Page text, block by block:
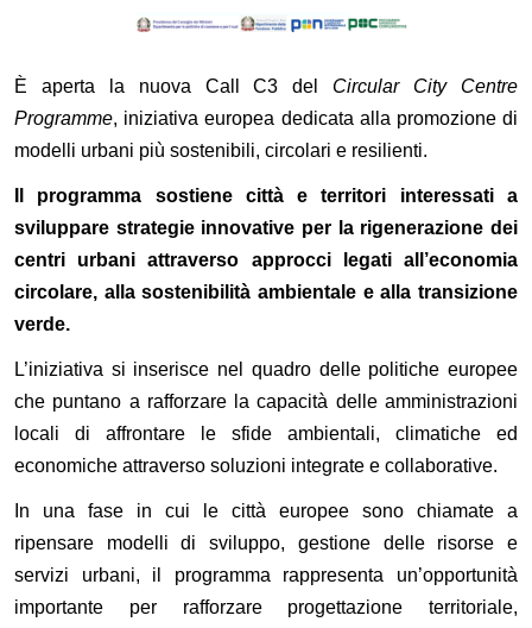
È aperta la nuova Call C3 del Circular City Centre
Programme, iniziativa europea dedicata alla promozione di
modelli urbani più sostenibili, circolari e resilienti.
Il programma sostiene città e territori interessati a
sviluppare strategie innovative per la rigenerazione dei
centri urbani attraverso approcci legati all’economia
circolare, alla sostenibilità ambientale e alla transizione
verde.
L’iniziativa si inserisce nel quadro delle politiche europee
che puntano a rafforzare la capacità delle amministrazioni
locali di affrontare le sfide ambientali, climatiche ed
economiche attraverso soluzioni integrate e collaborative.
In una fase in cui le città europee sono chiamate a
ripensare modelli di sviluppo, gestione delle risorse e
servizi urbani, il programma rappresenta un’opportunità
importante per rafforzare progettazione territoriale,